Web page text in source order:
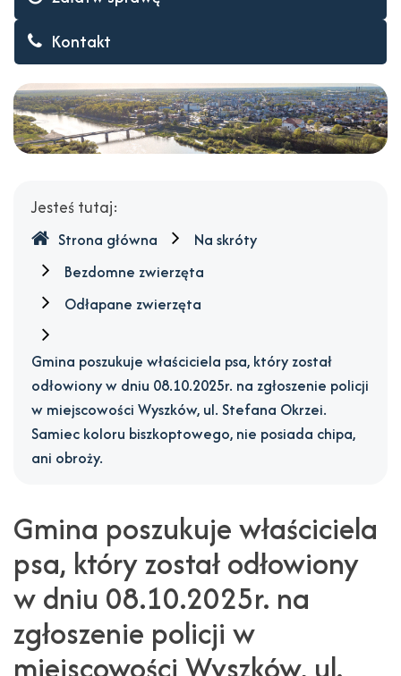
policji
w
miejscowości
Wyszków,
Stefana
Okrzei.
Samiec
koloru
biszkoptowego,
nie
posiada
chipa,
obroży.
Gmina
Wyszków
Kontakt
Gdzie
jesteśmy
Jesteś tutaj:
Strona główna
Na skróty
Bezdomne zwierzęta
Odłapane zwierzęta
Gmina poszukuje właściciela psa, który został
odłowiony w dniu 08.10.2025r. na zgłoszenie policji
w miejscowości Wyszków, ul. Stefana Okrzei.
Samiec koloru biszkoptowego, nie posiada chipa,
ani obroży.
Gmina poszukuje właściciela
psa, który został odłowiony
w dniu 08.10.2025r. na
zgłoszenie policji w